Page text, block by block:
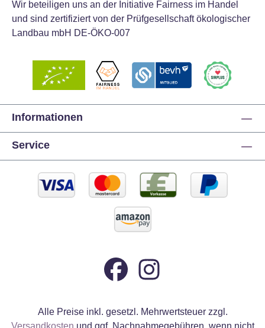
Wir beteiligen uns an der Initiative Fairness im Handel
und sind zertifiziert von der Prüfgesellschaft ökologischer
Landbau mbH DE-ÖKO-007
Informationen
Service
Alle Preise inkl. gesetzl. Mehrwertsteuer zzgl.
Versandkosten und ggf. Nachnahmegebühren, wenn nicht